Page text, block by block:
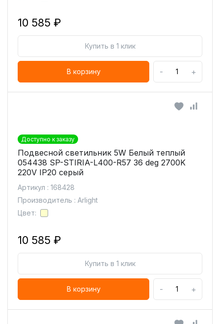
10 585 ₽
Купить в 1 клик
В корзину - +
Доступно к заказу
Подвесной светильник 5W Белый теплый
054438 SP-STIRIA-L400-R57 36 deg 2700K
220V IP20 серый
Артикул : 168428
Производитель : Arlight
Цвет:
10 585 ₽
Купить в 1 клик
В корзину - +